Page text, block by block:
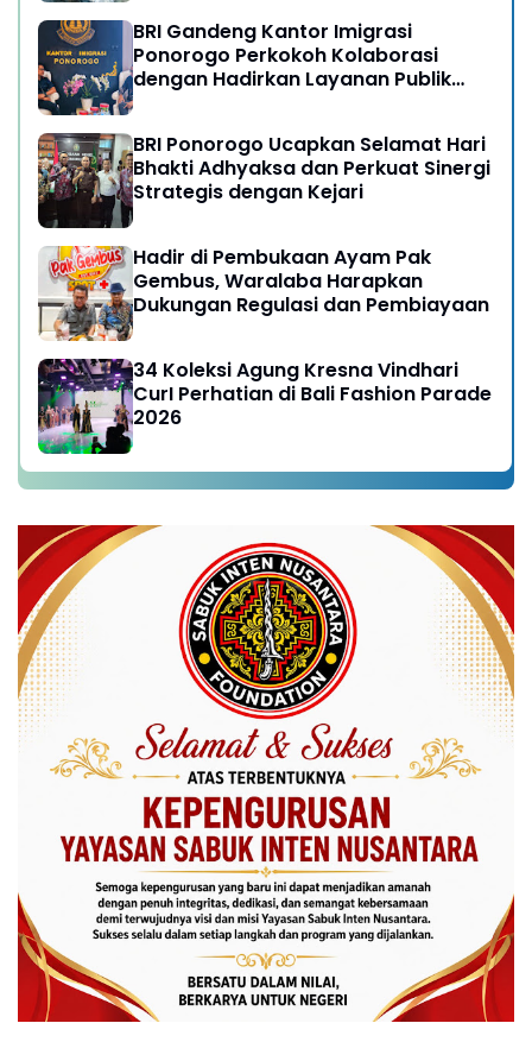
BRI Gandeng Kantor Imigrasi
Ponorogo Perkokoh Kolaborasi
dengan Hadirkan Layanan Publik
BRI Ponorogo Ucapkan Selamat Hari
Bhakti Adhyaksa dan Perkuat Sinergi
Strategis dengan Kejari
Hadir di Pembukaan Ayam Pak
Gembus, Waralaba Harapkan
Dukungan Regulasi dan Pembiayaan
34 Koleksi Agung Kresna Vindhari
CurI Perhatian di Bali Fashion Parade
2026